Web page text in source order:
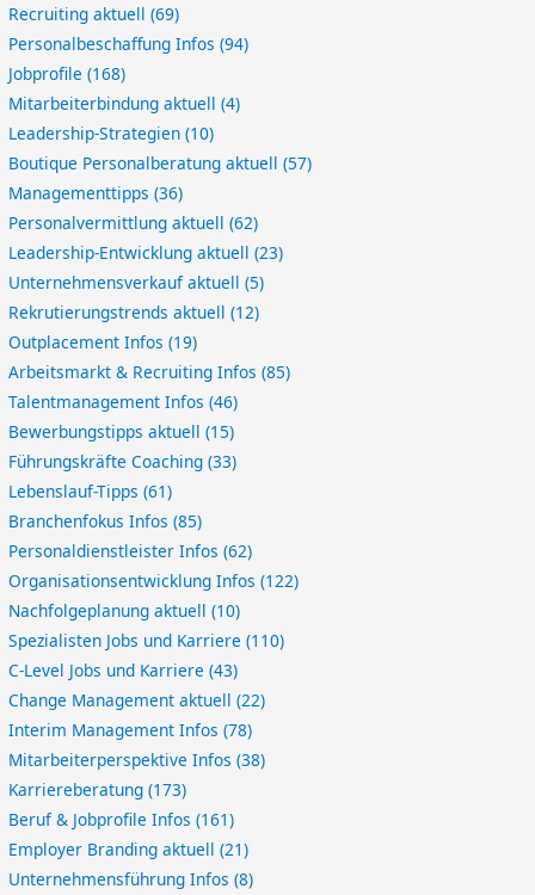
Recruiting aktuell(69)
Personalbeschaffung Infos(94)
Jobprofile(168)
Mitarbeiterbindung aktuell(4)
Leadership-Strategien(10)
Boutique Personalberatung aktuell(57)
Managementtipps(36)
Personalvermittlung aktuell(62)
Leadership-Entwicklung aktuell(23)
Unternehmensverkauf aktuell(5)
Rekrutierungstrends aktuell(12)
Outplacement Infos(19)
Arbeitsmarkt & Recruiting Infos(85)
Talentmanagement Infos(46)
Bewerbungstipps aktuell(15)
Führungskräfte Coaching(33)
Lebenslauf-Tipps(61)
Branchenfokus Infos(85)
Personaldienstleister Infos(62)
Organisationsentwicklung Infos(122)
Nachfolgeplanung aktuell(10)
Spezialisten Jobs und Karriere(110)
C-Level Jobs und Karriere(43)
Change Management aktuell(22)
Interim Management Infos(78)
Mitarbeiterperspektive Infos(38)
Karriereberatung(173)
Beruf & Jobprofile Infos(161)
Employer Branding aktuell(21)
Unternehmensführung Infos(8)